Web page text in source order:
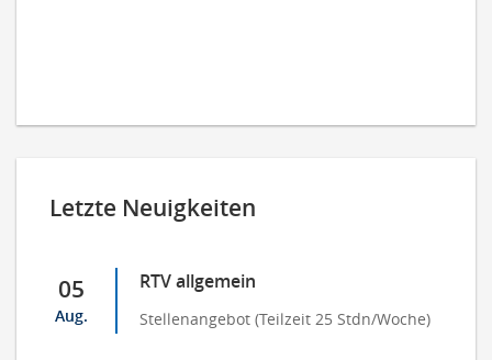
Letzte Neuigkeiten
05
Aug.
RTV allgemein
Stellenangebot (Teilzeit 25 Stdn/Woche)